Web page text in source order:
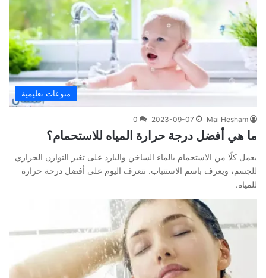
منوعات تعليمية
Mai Hesham
2023-09-07
0
ما هي أفضل درجة حرارة المياه للاستحمام؟
يعمل كلًا من الاستحمام بالماء الساخن والبارد على تغير التوازن الحراري
للجسم، ويعرف باسم الاستتباب. نتعرف اليوم على أفضل درحة حرارة
للمياه.